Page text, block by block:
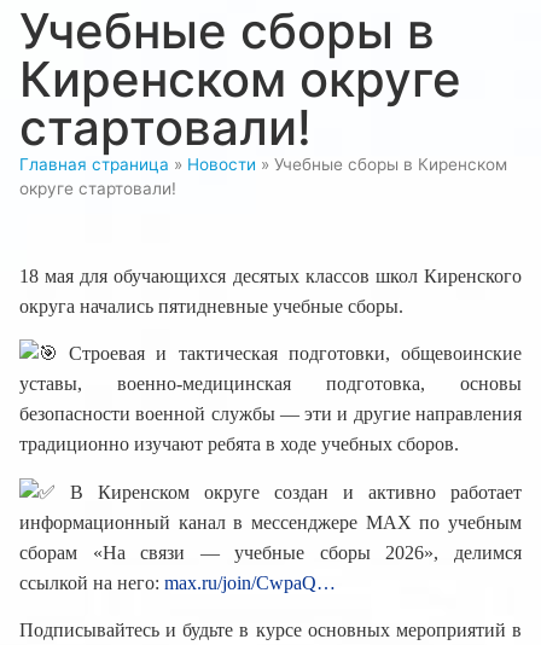
Учебные сборы в
Киренском округе
стартовали!
Главная страница » Новости » Учебные сборы в Киренском
округе стартовали!
18 мая для обучающихся десятых классов школ Киренского
округа начались пятидневные учебные сборы.
Строевая и тактическая подготовки, общевоинские
уставы, военно-медицинская подготовка, основы
безопасности военной службы — эти и другие направления
традиционно изучают ребята в ходе учебных сборов.
В Киренском округе создан и активно работает
информационный канал в мессенджере МАХ по учебным
сборам «На связи — учебные сборы 2026», делимся
ссылкой на него: max.ru/join/CwpaQ…
Подписывайтесь и будьте в курсе основных мероприятий в